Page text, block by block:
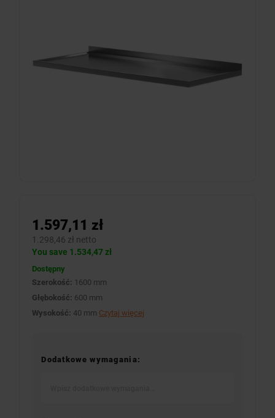
1.597,11 zł
1.298,46 zł netto
You save 1.534,47 zł
Dostępny
Szerokość: 1600 mm
Głębokość: 600 mm
Wysokość: 40 mm Czytaj więcej
Dodatkowe wymagania: